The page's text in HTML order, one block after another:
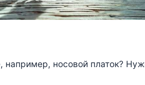
например, носовой платок?